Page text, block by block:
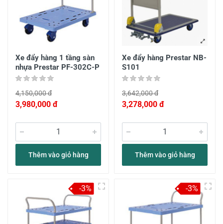
Xe đẩy hàng 1 tầng sàn
nhựa Prestar PF-302C-P
4,150,000 đ
3,980,000 đ
Thêm vào giỏ hàng
Xe đẩy hàng Prestar NB-
S101
3,642,000 đ
3,278,000 đ
Thêm vào giỏ hàng
-3% -3%